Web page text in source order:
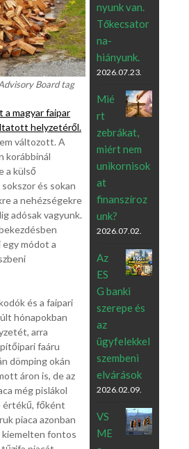
Board tag
magyar faipar
helyzetéről.
változott. A
korábbinál
a külső
és sokan
a nehézségekre
adósak vagyunk.
módot a
és a faipari
hónapokban
arra
faáru
dömping okán
áron is, de az
még pislákol
értékű, főként
piaca azonban
fontos
nyunk van.
Tőkecsator
na-
hiányunk.
2026.07.23.
Mié
rt
zebrákat,
miért nem
unikornisok
at
finanszíroz
unk?
2026.07.02.
Az
ES
G banki
szerepe és
az
ügyfelekkel
szembeni
elvárások
2026.02.09.
VS
ME